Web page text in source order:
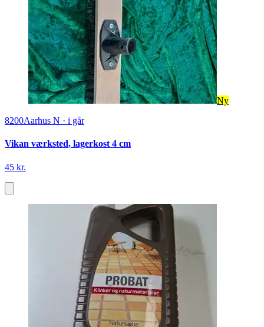
Ny
8200Aarhus N · i går
Vikan værksted, lagerkost 4 cm
45 kr.